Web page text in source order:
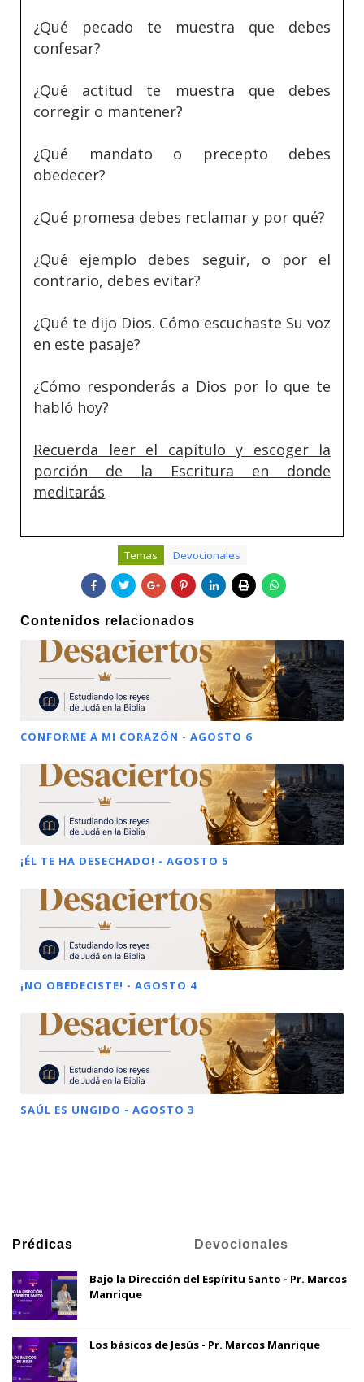
¿Qué pecado te muestra que debes
confesar?
¿Qué actitud te muestra que debes
corregir o mantener?
¿Qué mandato o precepto debes
obedecer?
¿Qué promesa debes reclamar y por qué?
¿Qué ejemplo debes seguir, o por el
contrario, debes evitar?
¿Qué te dijo Dios. Cómo escuchaste Su voz
en este pasaje?
¿Cómo responderás a Dios por lo que te
habló hoy?
Recuerda leer el capítulo y escoger la
porción de la Escritura en donde
meditarás
Temas Devocionales
Contenidos relacionados
CONFORME A MI CORAZÓN - AGOSTO 6
¡ÉL TE HA DESECHADO! - AGOSTO 5
¡NO OBEDECISTE! - AGOSTO 4
SAÚL ES UNGIDO - AGOSTO 3
Prédicas Devocionales
Bajo la Dirección del Espíritu Santo - Pr. Marcos
Manrique
Los básicos de Jesús - Pr. Marcos Manrique